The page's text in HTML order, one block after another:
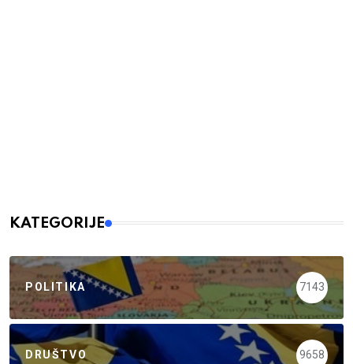
KATEGORIJE
POLITIKA 7143
DRUŠTVO 9658